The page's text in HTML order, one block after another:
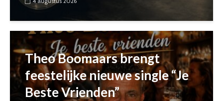
Theo Boomaars brengt
feestelijke nieuwe single “Je
Beste Vrienden”